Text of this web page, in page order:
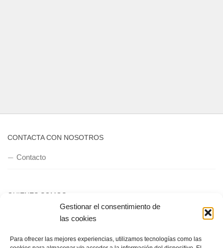
Gestionar el consentimiento de
las cookies
Para ofrecer las mejores experiencias, utilizamos tecnologías como las
CONTACTA CON NOSOTROS
Contacto
QUIENES SOMOS
Quienes somos